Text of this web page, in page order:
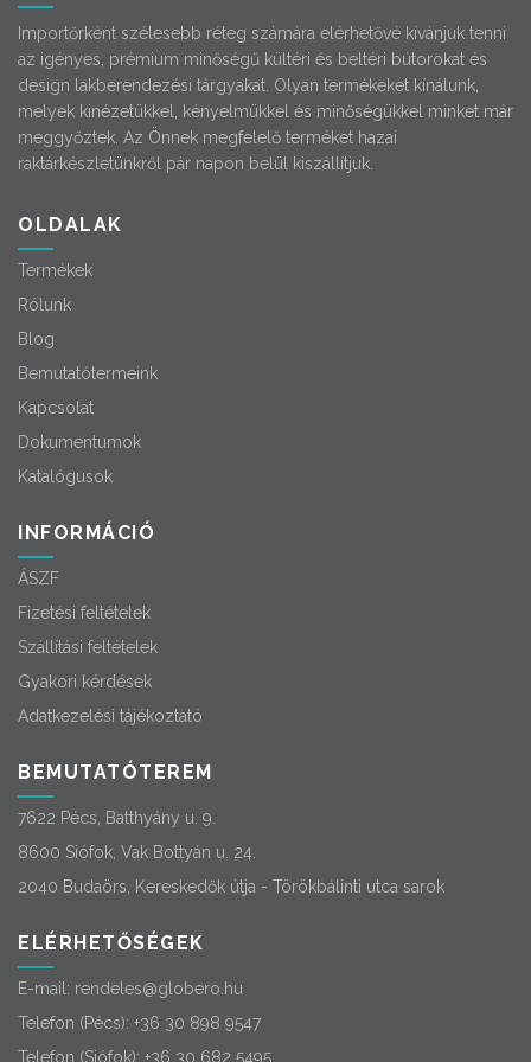
Importőrként szélesebb réteg számára elérhetővé kívánjuk tenni
az igényes, prémium minőségű kültéri és beltéri bútorokat és
design lakberendezési tárgyakat. Olyan termékeket kínálunk,
melyek kinézetükkel, kényelmükkel és minőségükkel minket már
meggyőztek. Az Önnek megfelelő terméket hazai
raktárkészletünkről pár napon belül kiszállítjuk.
OLDALAK
Termékek
Rólunk
Blog
Bemutatótermeink
Kapcsolat
Dokumentumok
Katalógusok
INFORMÁCIÓ
ÁSZF
Fizetési feltételek
Szállítási feltételek
Gyakori kérdések
Adatkezelési tájékoztató
BEMUTATÓTEREM
7622 Pécs, Batthyány u. 9.
8600 Siófok, Vak Bottyán u. 24.
2040 Budaörs, Kereskedők útja - Törökbálinti utca sarok
ELÉRHETŐSÉGEK
E-mail: rendeles@globero.hu
Telefon (Pécs): +36 30 898 9547
Telefon (Siófok): +36 30 682 5495